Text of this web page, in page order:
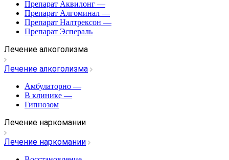
Препарат Аквилонг —
Препарат Алгоминал —
Препарат Налтрексон —
Препарат Эспераль
Лечение алкоголизма
Лечение алкоголизма
Амбулаторно —
В клинике —
Гипнозом
Лечение наркомании
Лечение наркомании